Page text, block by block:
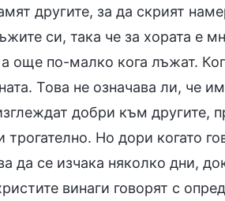
другите, за да скрият
си, така че за хората е
още по-малко кога лъжат.
Това не означава ли, че
добри към другите,
Но дори когато
да се изчака няколко дни,
винаги говорят с